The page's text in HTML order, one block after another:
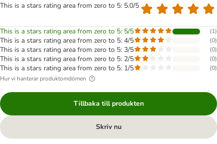
This is a stars rating area from zero to 5: 5.0/5
This is a stars rating area from zero to 5: 5/5 (1)
This is a stars rating area from zero to 5: 4/5 (0)
This is a stars rating area from zero to 5: 3/5 (0)
This is a stars rating area from zero to 5: 2/5 (0)
This is a stars rating area from zero to 5: 1/5 (0)
Hur vi hanterar produktomdömen
Tillbaka till produkten
Skriv nu